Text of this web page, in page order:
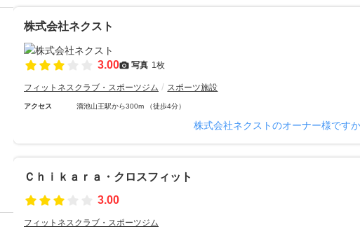
株式会社ネクスト
3.00 写真 1枚
フィットネスクラブ・スポーツジム スポーツ施設
アクセス 溜池山王駅から300m （徒歩4分）
株式会社ネクストのオーナー様です
Ｃｈｉｋａｒａ・クロスフィット
3.00
フィットネスクラブ・スポーツジム